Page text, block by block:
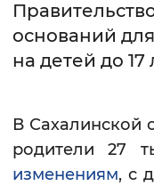
оснований
на детей до
В Сахалинской
родители 27
изменениям, с